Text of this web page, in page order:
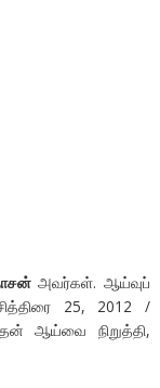
அவர்கள். ஆய்வுப்
25, 2012 /
ஆய்வை நிறுத்தி,